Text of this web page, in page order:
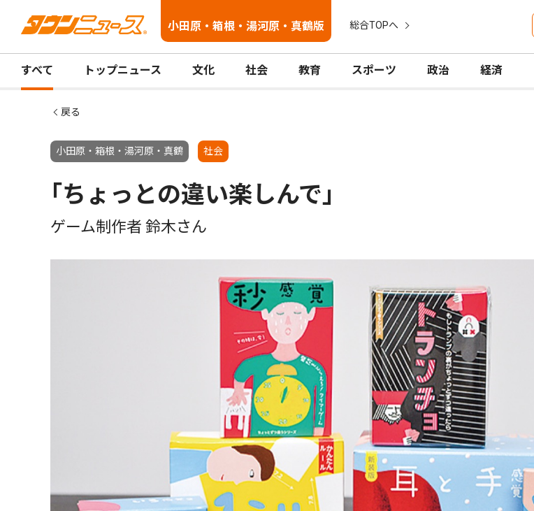
小田原・箱根・湯河原・真鶴版 総合TOPへ
すべて トップニュース 文化 社会 教育 スポーツ 政治 経済
戻る
小田原・箱根・湯河原・真鶴 社会
｢ちょっとの違い楽しんで｣
ゲーム制作者 鈴木さん